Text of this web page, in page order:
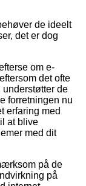
de ideelt
det er dog
om e-
det ofte
understøtter de
forretningen nu
erfaring med
at blive
med dit
på de
på